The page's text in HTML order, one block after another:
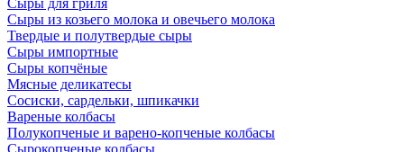
Сыры для гриля
Сыры из козьего молока и овечьего молока
Твердые и полутвердые сыры
Сыры импортные
Сыры копчёные
Мясные деликатесы
Сосиски, сардельки, шпикачки
Вареные колбасы
Полукопченые и варено-копченые колбасы
Сырокопченые колбасы